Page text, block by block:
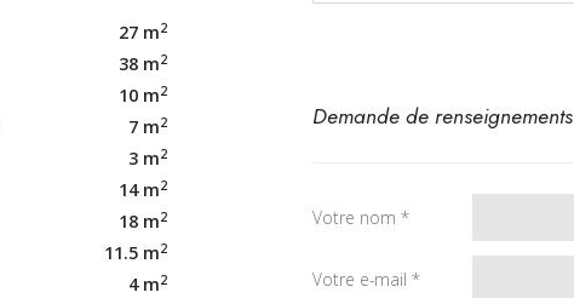
27 m2
38 m2
10 m2
7 m2
3 m2
14 m2
18 m2
11.5 m2
4 m2
Demande de renseignements
Votre nom *
Votre e-mail *